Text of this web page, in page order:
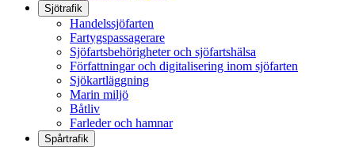
Sjötrafik
Handelssjöfarten
Fartygspassagerare
Sjöfartsbehörigheter och sjöfartshälsa
Författningar och digitalisering inom sjöfarten
Sjökartläggning
Marin miljö
Båtliv
Farleder och hamnar
Spårtrafik